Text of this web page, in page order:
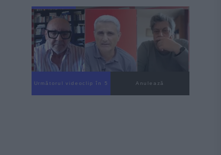
Următorul videoclip în 4 Anulează